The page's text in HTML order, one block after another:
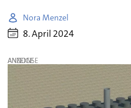
Nora Menzel
8. April 2024
ANZEIGE